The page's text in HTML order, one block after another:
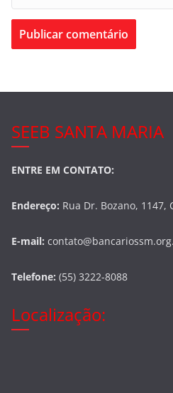
SEEB SANTA MARIA
ENTRE EM CONTATO:
Endereço: Rua Dr. Bozano, 1147,
E-mail:
Telefone: (55) 3222-8088
Localização: